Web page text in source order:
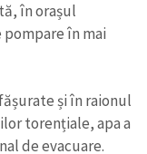
în orașul
în mai
și în raionul
torențiale, apa a
de evacuare.